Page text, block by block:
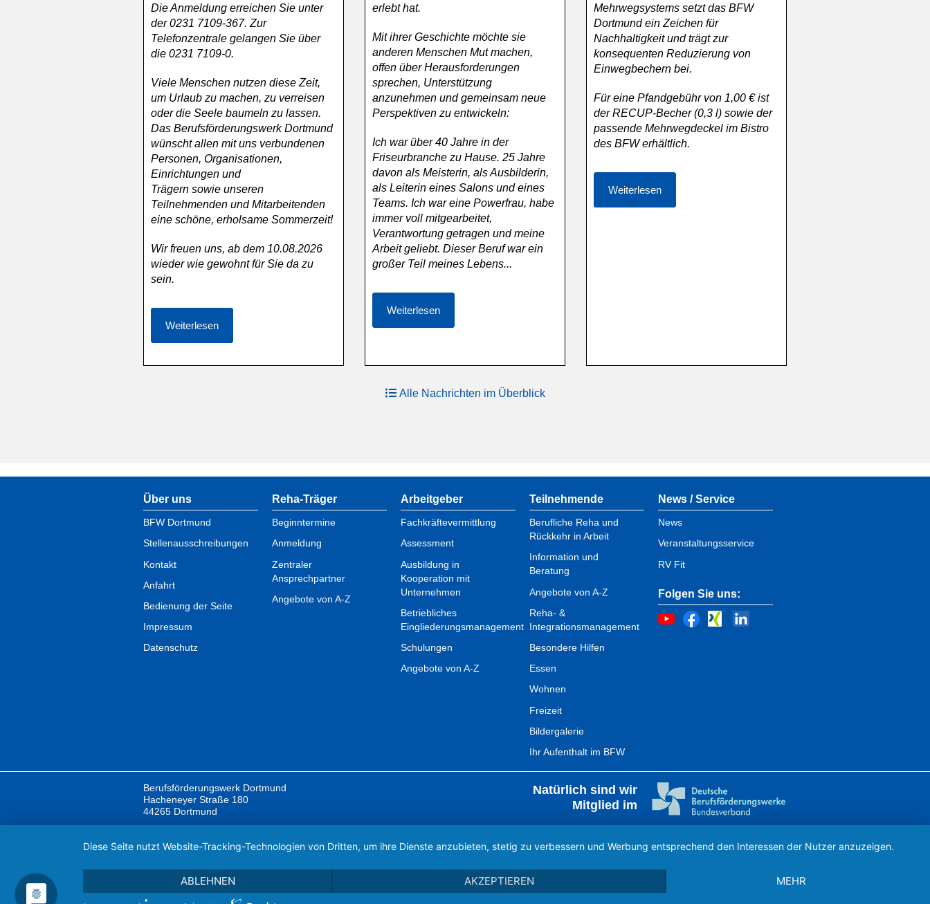
Die Anmeldung erreichen Sie unter
der 0231 7109-367. Zur
Telefonzentrale gelangen Sie über
die 0231 7109-0.
Viele Menschen nutzen diese Zeit,
um Urlaub zu machen, zu verreisen
oder die Seele baumeln zu lassen.
Das Berufsförderungswerk Dortmund
wünscht allen mit uns verbundenen
Personen, Organisationen,
Einrichtungen und
Trägern sowie unseren
Teilnehmenden und Mitarbeitenden
eine schöne, erholsame Sommerzeit!
Wir freuen uns, ab dem 10.08.2026
wieder wie gewohnt für Sie da zu
sein.
Weiterlesen
erlebt hat.
Mit ihrer Geschichte möchte sie
anderen Menschen Mut machen,
offen über Herausforderungen
sprechen, Unterstützung
anzunehmen und gemeinsam neue
Perspektiven zu entwickeln:
Ich war über 40 Jahre in der
Friseurbranche zu Hause. 25 Jahre
davon als Meisterin, als Ausbilderin,
als Leiterin eines Salons und eines
Teams. Ich war eine Powerfrau, habe
immer voll mitgearbeitet,
Verantwortung getragen und meine
Arbeit geliebt. Dieser Beruf war ein
großer Teil meines Lebens...
Weiterlesen
Mehrwegsystems setzt das BFW
Dortmund ein Zeichen für
Nachhaltigkeit und trägt zur
konsequenten Reduzierung von
Einwegbechern bei.
Für eine Pfandgebühr von 1,00 € ist
der RECUP-Becher (0,3 l) sowie der
passende Mehrwegdeckel im Bistro
des BFW erhältlich.
Weiterlesen
Alle Nachrichten im Überblick
Über uns
BFW Dortmund
Stellenausschreibungen
Kontakt
Anfahrt
Bedienung der Seite
Impressum
Datenschutz
Reha-Träger
Beginntermine
Anmeldung
Zentraler
Ansprechpartner
Angebote von A-Z
Arbeitgeber
Fachkräftevermittlung
Assessment
Ausbildung in
Kooperation mit
Unternehmen
Betriebliches
Eingliederungsmanagement
Schulungen
Angebote von A-Z
Teilnehmende
Berufliche Reha und
Rückkehr in Arbeit
Information und
Beratung
Angebote von A-Z
Reha- &
Integrationsmanagement
Besondere Hilfen
Essen
Wohnen
Freizeit
Bildergalerie
Ihr Aufenthalt im BFW
News / Service
News
Veranstaltungsservice
RV Fit
Folgen Sie uns:
Berufsförderungswerk Dortmund
Hacheneyer Straße 180
44265 Dortmund
Natürlich sind wir
Mitglied im
Diese Seite nutzt Website-Tracking-Technologien von Dritten, um ihre Dienste anzubieten, stetig zu verbessern und Werbung entsprechend den Interessen der Nutzer anzuzeigen.
ABLEHNEN AKZEPTIEREN MEHR